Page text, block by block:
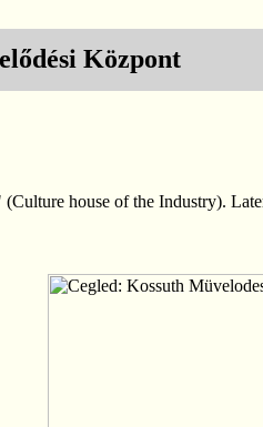
Központ
house of the Industry).